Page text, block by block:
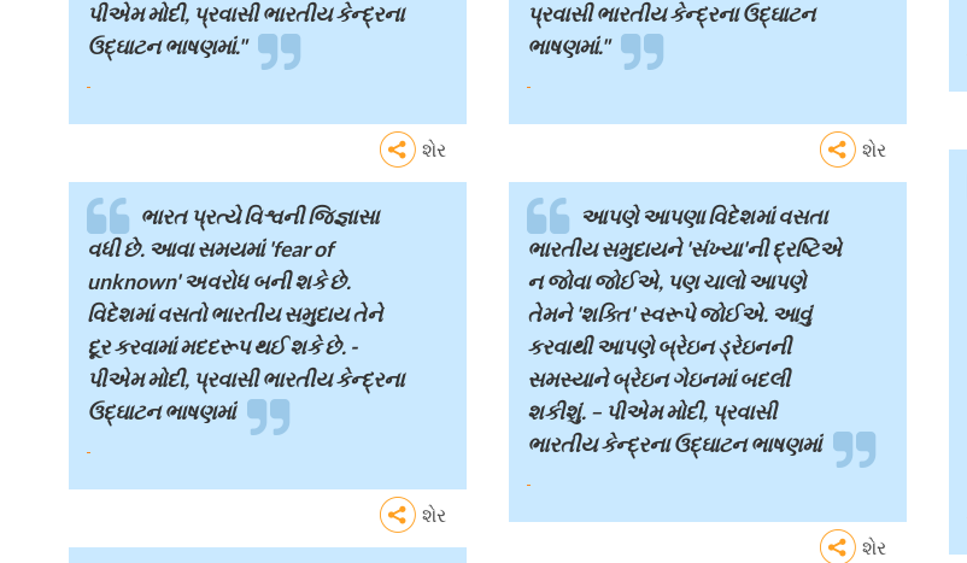
પીએમ મોદી, પ્રવાસી ભારતીય કેન્દ્રના
ઉદ્ઘાટન ભાષણમાં."
શેર
પ્રવાસી ભારતીય કેન્દ્રના ઉદ્ઘાટન
ભાષણમાં."
શેર
ભારત પ્રત્યે વિશ્વની જિજ્ઞાસા
વધી છે. આવા સમયમાં 'fear of
unknown' અવરોધ બની શકે છે.
વિદેશમાં વસતો ભારતીય સમુદાય તેને
દૂર કરવામાં મદદરૂપ થઈ શકે છે. -
પીએમ મોદી, પ્રવાસી ભારતીય કેન્દ્રના
ઉદ્ઘાટન ભાષણમાં
શેર
આપણે આપણા વિદેશમાં વસતા
ભારતીય સમુદાયને 'સંખ્યા'ની દ્રષ્ટિએ
ન જોવા જોઈએ, પણ ચાલો આપણે
તેમને 'શક્તિ' સ્વરૂપે જોઈએ. આવું
કરવાથી આપણે બ્રેઇન ડ્રેઇનની
સમસ્યાને બ્રેઇન ગેઇનમાં બદલી
શકીશું. – પીએમ મોદી, પ્રવાસી
ભારતીય કેન્દ્રના ઉદ્ઘાટન ભાષણમાં
શેર